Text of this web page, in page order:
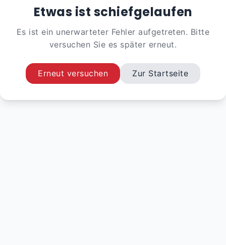
Etwas ist schiefgelaufen
Es ist ein unerwarteter Fehler aufgetreten. Bitte
versuchen Sie es später erneut.
Erneut versuchen Zur Startseite